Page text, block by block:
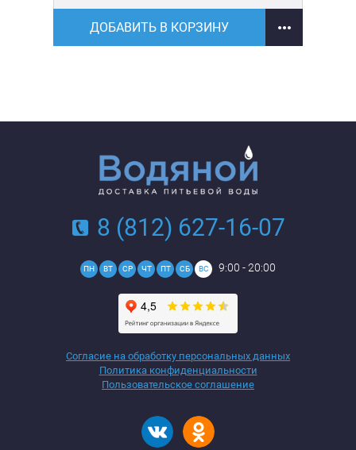
ДОБАВИТЬ В КОРЗИНУ
8 (812) 627-16-07
ПН ВТ СР ЧТ ПТ СБ ВС 9:00 - 20:00
Согласие на обработку персональных данных
Политика конфиденциальности
Пользовательское соглашение